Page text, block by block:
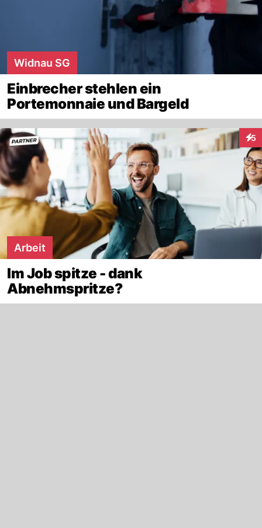
Widnau SG
Einbrecher stehlen ein
Portemonnaie und Bargeld
5
Arbeit
Im Job spitze - dank
Abnehmspritze?